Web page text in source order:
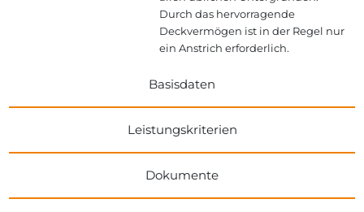
Durch das hervorragende
Deckvermögen ist in der Regel nur
ein Anstrich erforderlich.
Basisdaten
Leistungskriterien
Dokumente